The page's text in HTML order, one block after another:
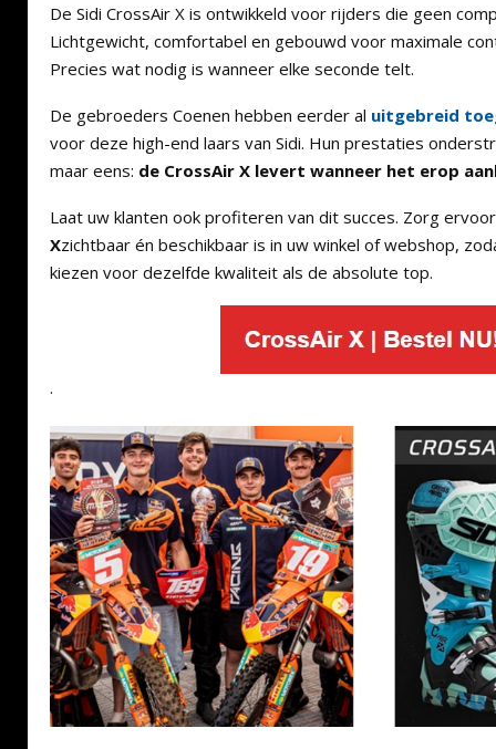
De Sidi CrossAir X is ontwikkeld voor rijders die geen
Lichtgewicht, comfortabel en gebouwd voor maximale
Precies wat nodig is wanneer elke seconde telt.
De gebroeders Coenen hebben eerder al uitgebreid
voor deze high-end laars van Sidi. Hun prestaties
maar eens: de CrossAir X levert wanneer het erop
Laat uw klanten ook profiteren van dit succes. Zorg
Xzichtbaar én beschikbaar is in uw winkel of webshop,
kiezen voor dezelfde kwaliteit als de absolute top.
.